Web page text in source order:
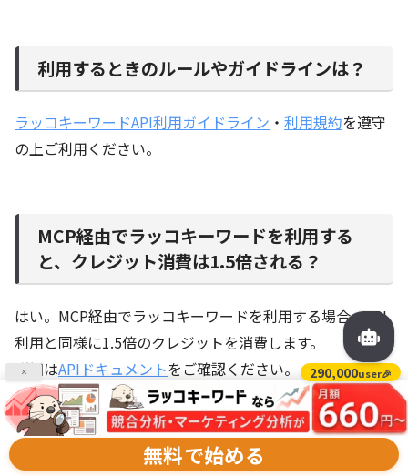
利用するときのルールやガイドラインは？
ラッコキーワードAPI利用ガイドライン ・ 利用規約を遵守
の上ご利用ください。
MCP経由でラッコキーワードを利用する
と、クレジット消費は1.5倍される？
はい。MCP経由でラッコキーワードを利用する場合、API
利用と同様に1.5倍のクレジットを消費します。
詳細はAPIドキュメントをご確認ください。
Claude Desktop以外でも使えますか？
× 290,000user🎉
無料で始める